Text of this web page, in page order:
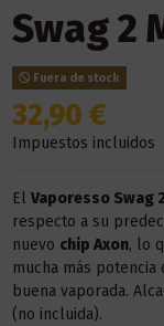
Swag 2
Fuera de stock
32,90 €
Impuestos incluidos
El Vaporesso Swag
respecto a su
nuevo chip Axon, lo
mucha más
buena vaporada.
(no incluida).